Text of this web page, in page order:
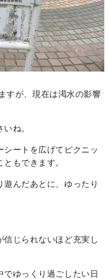
すが、現在は渇水の影響
ね。
シートを広げてピクニッ
もできます。
んだあとに、ゆったり
信じられないほど充実し
ゆっくり過ごしたい日